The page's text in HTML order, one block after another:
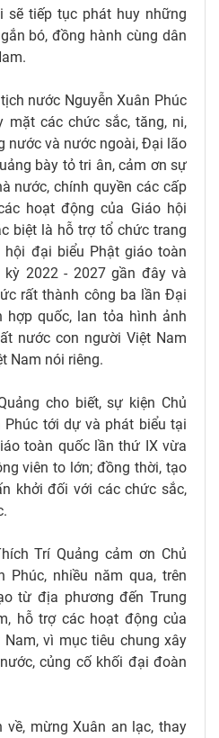
sẽ tiếp tục phát huy những
bó, đồng hành cùng dân
nước Nguyễn Xuân Phúc
mặt các chức sắc, tăng, ni,
nước và nước ngoài, Đại lão
bày tỏ tri ân, cảm ơn sự
nước, chính quyền các cấp
hoạt động của Giáo hội
biệt là hỗ trợ tổ chức trang
hội đại biểu Phật giáo toàn
2022 - 2027 gần đây và
rất thành công ba lần Đại
hợp quốc, lan tỏa hình ảnh
nước con người Việt Nam
Nam nói riêng.
cho biết, sự kiện Chủ
Phúc tới dự và phát biểu tại
toàn quốc lần thứ IX vừa
viên to lớn; đồng thời, tạo
khởi đối với các chức sắc,
Trí Quảng cảm ơn Chủ
Phúc, nhiều năm qua, trên
từ địa phương đến Trung
hỗ trợ các hoạt động của
vì mục tiêu chung xây
củng cố khối đại đoàn
về, mừng Xuân an lạc, thay